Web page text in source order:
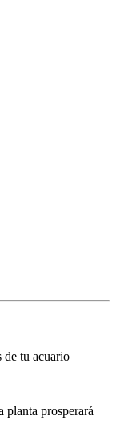
de tu acuario
planta prosperará